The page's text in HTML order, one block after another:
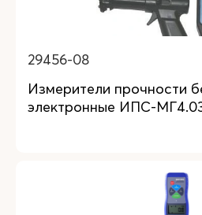
29456-08
Измерители прочности
электронные ИПС-